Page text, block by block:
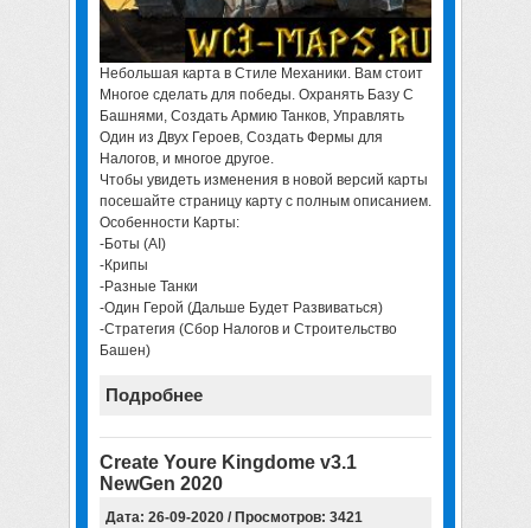
Небольшая карта в Стиле Механики. Вам стоит
Многое сделать для победы. Охранять Базу С
Башнями, Создать Армию Танков, Управлять
Один из Двух Героев, Создать Фермы для
Налогов, и многое другое.
Чтобы увидеть изменения в новой версий карты
посешайте страницу карту с полным описанием.
Особенности Карты:
-Боты (AI)
-Крипы
-Разные Танки
-Один Герой (Дальше Будет Развиваться)
-Стратегия (Сбор Налогов и Строительство
Башен)
Подробнее
Create Youre Kingdome v3.1
NewGen 2020
Дата: 26-09-2020 / Просмотров: 3421